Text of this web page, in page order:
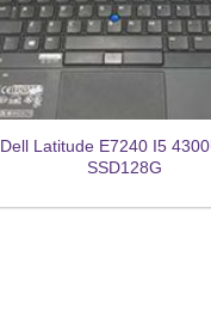
Dell Latitude E7240 I5
SSD128G